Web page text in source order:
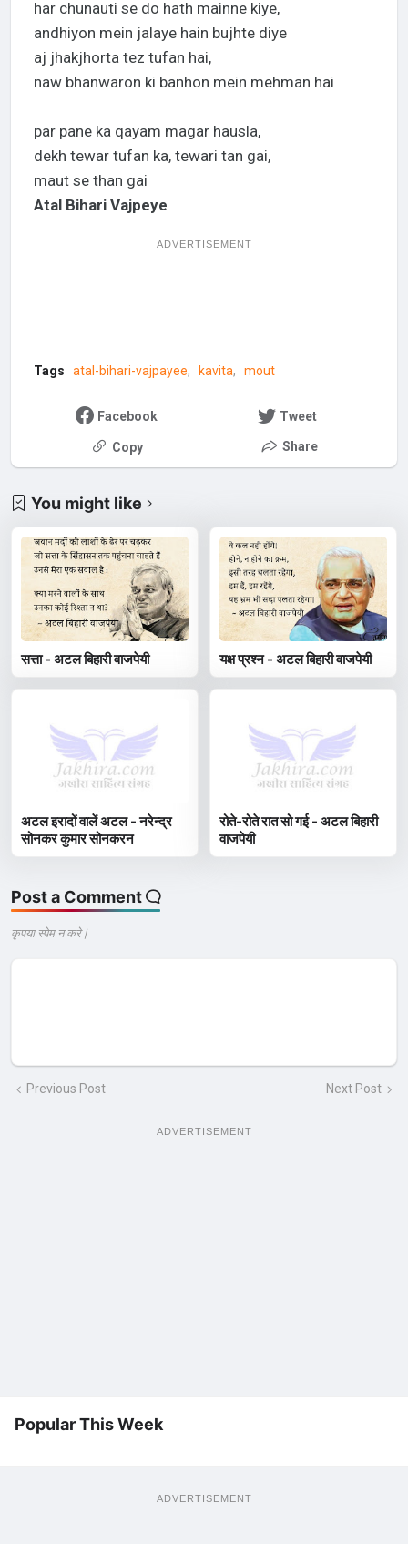
har chunauti se do hath mainne kiye,
andhiyon mein jalaye hain bujhte diye
aj jhakjhorta tez tufan hai,
naw bhanwaron ki banhon mein mehman hai
par pane ka qayam magar hausla,
dekh tewar tufan ka, tewari tan gai,
maut se than gai
Atal Bihari Vajpeye
ADVERTISEMENT
Tags atal-bihari-vajpayee kavita mout
Facebook Tweet
Copy Share
You might like
सत्ता - अटल बिहारी वाजपेयी यक्ष प्रश्न - अटल बिहारी वाजपेयी
अटल इरादों वालें अटल - नरेन्द्र
सोनकर कुमार सोनकरन
रोते-रोते रात सो गई - अटल बिहारी
वाजपेयी
Post a Comment
कृपया स्पेम न करे |
Previous Post Next Post
ADVERTISEMENT
Popular This Week
ADVERTISEMENT